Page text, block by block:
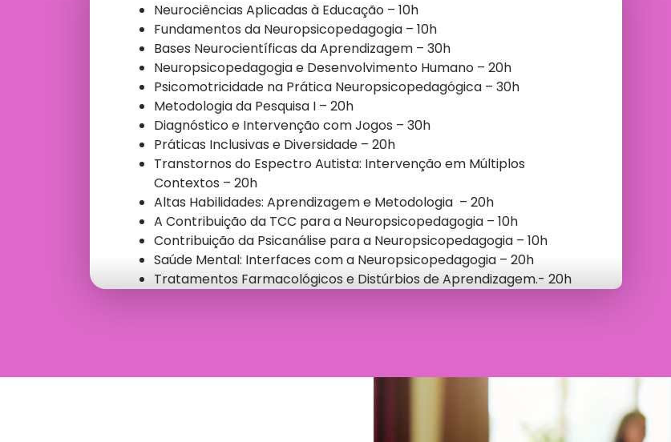
Neurociências Aplicadas à Educação – 10h
Fundamentos da Neuropsicopedagogia – 10h
Bases Neurocientíficas da Aprendizagem – 30h
Neuropsicopedagogia e Desenvolvimento Humano – 20h
Psicomotricidade na Prática Neuropsicopedagógica – 30h
Metodologia da Pesquisa I – 20h
Diagnóstico e Intervenção com Jogos – 30h
Práticas Inclusivas e Diversidade – 20h
Transtornos do Espectro Autista: Intervenção em Múltiplos
Contextos – 20h
Altas Habilidades: Aprendizagem e Metodologia – 20h
A Contribuição da TCC para a Neuropsicopedagogia – 10h
Contribuição da Psicanálise para a Neuropsicopedagogia – 10h
Saúde Mental: Interfaces com a Neuropsicopedagogia – 20h
Tratamentos Farmacológicos e Distúrbios de Aprendizagem.- 20h
Aprendizagem – 30h
Comunicação em Empreendedorismo para Neuropsicopedagogia –